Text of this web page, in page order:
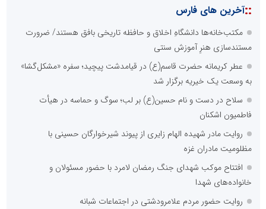
::آخرین های فارس
مکتب‌خانه‌ها دانشگاهِ اخلاق و حافظه تاریخی بافق هستند/ ضرورت
مستندسازی هنرِ آموزش سنتی
عطر کریمانه حضرت قاسم(ع) در قیامدشت پیچید؛ سفره «مشکل‌گشا»
به وسعت یک خیریه برگزار شد
سلاح در دست و نام حسین(ع) بر لب؛ سوگ و حماسه در هیأت
فاطمیون اشکنان
روایت مادر شهیده الهام زایری از پیوند شیرخوارگان حسینی با
مظلومیت مادران غزه
افتتاح موکب شهدای جنگ رمضان لامرد با حضور مسئولان و
خانواده‌های شهدا
روایت حضور مردم علامرودشتی در اجتماعات شبانه